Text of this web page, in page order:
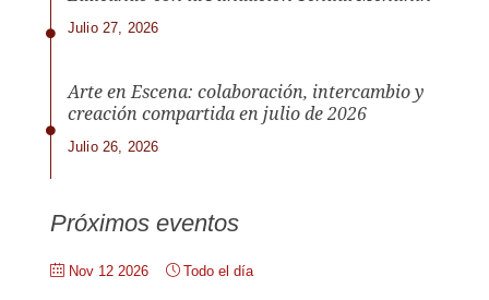
Julio 27, 2026
Arte en Escena: colaboración, intercambio y
creación compartida en julio de 2026
Julio 26, 2026
Próximos eventos
Nov 12 2026 Todo el día